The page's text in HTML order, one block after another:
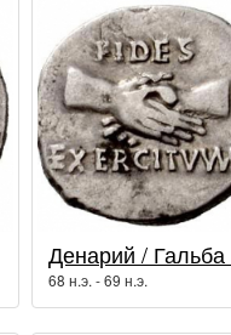
68 н.э. - 69 н.э.